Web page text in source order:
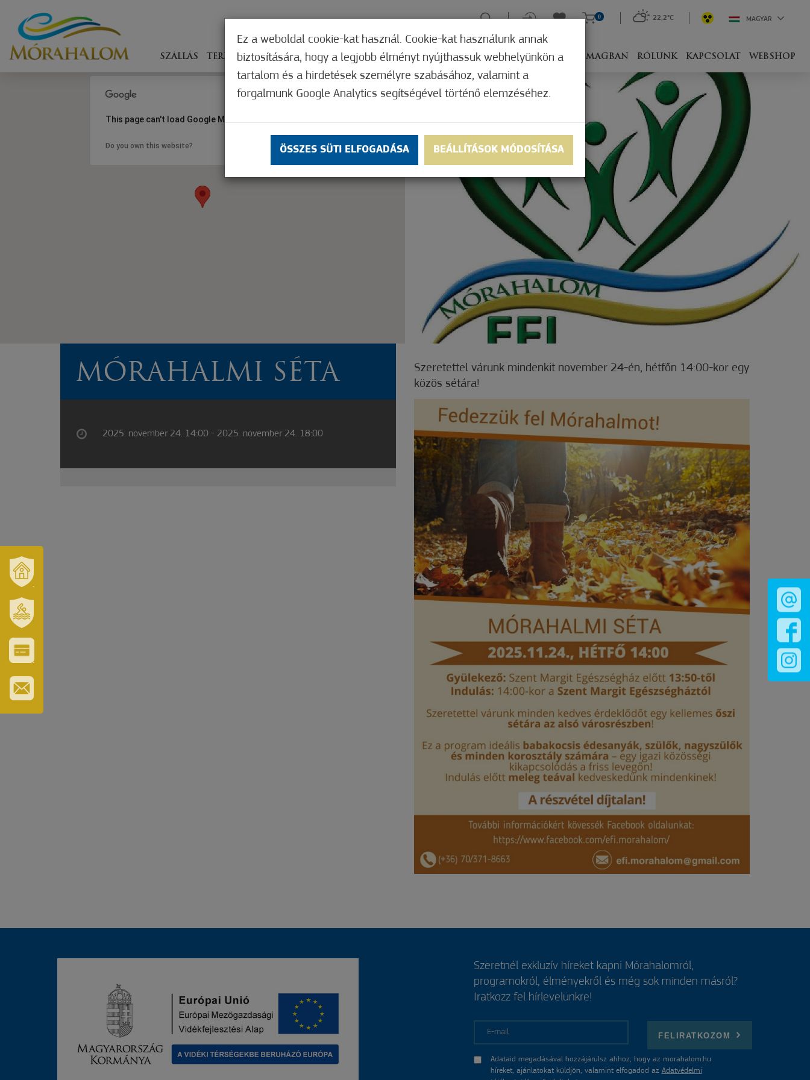
ÉS
TÉRSÉGÜNK
ERZSÉBET
GYÓGYFÜRDŐ
ÉS
TURISZTIKAI
KÁRTYA
SZÁLLÁS TERÍTÉKEN ÉLMÉNYSZERZÉS ZÖLD FÓKUSZ GYÓGYHELY MERRE, MIVEL CSOMAGBAN RÓLUNK KAPCSOLAT WEBSHOP
0 22,2°C MAGYAR
This page can't load Google Maps correctly.
Do you own this website? OK
MÓRAHALMI SÉTA
2025. november 24. 14:00 - 2025. november 24. 18:00
Szeretettel várunk mindenkit november 24-én, hétfőn 14:00-kor egy
közös sétára!
Ez a weboldal cookie-kat használ. Cookie-kat használunk annak
biztosítására, hogy a legjobb élményt nyújthassuk webhelyünkön a
tartalom és a hirdetések személyre szabásához, valamint a
forgalmunk Google Analytics segítségével történő elemzéséhez.
ÖSSZES SÜTI ELFOGADÁSA BEÁLLÍTÁSOK MÓDOSÍTÁSA
Szeretnél exkluzív híreket kapni Mórahalomról,
programokról, élményekről és még sok minden másról?
Iratkozz fel hírlevelünkre!
FELIRATKOZOM
Adataid megadásával hozzájárulsz ahhoz, hogy az morahalom.hu
híreket, ajánlatokat küldjön, valamint elfogadod az Adatvédelmi